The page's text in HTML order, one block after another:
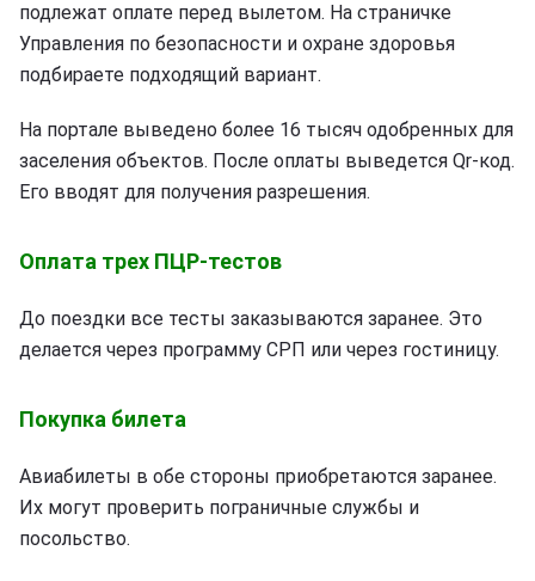
подлежат оплате перед вылетом. На страничке
Управления по безопасности и охране здоровья
подбираете подходящий вариант.
На портале выведено более 16 тысяч одобренных для
заселения объектов. После оплаты выведется Qr-код.
Его вводят для получения разрешения.
Оплата трех ПЦР-тестов
До поездки все тесты заказываются заранее. Это
делается через программу СРП или через гостиницу.
Покупка билета
Авиабилеты в обе стороны приобретаются заранее.
Их могут проверить пограничные службы и
посольство.